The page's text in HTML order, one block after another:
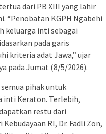
dari PB XIII yang lahir
“Penobatan KGPH Ngabehi
keluarga inti sebagai
pada garis
kriteria adat Jawa,” ujar
pada Jumat (8/5/2026).
pihak untuk
inti Keraton. Terlebih,
restu dari
RI, Dr. Fadli Zon,